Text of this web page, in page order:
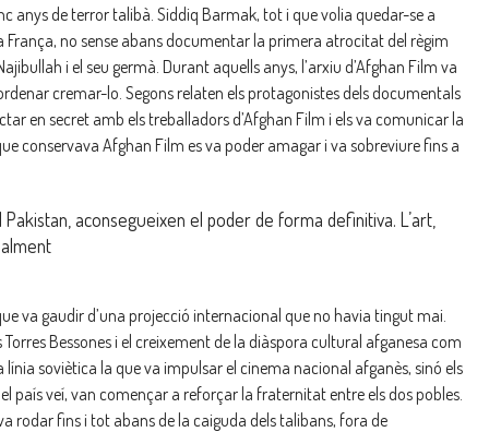
anys de terror talibà. Siddiq Barmak, tot i que volia quedar-se a
no sense abans documentar la primera atrocitat del règim
i el seu germà. Durant aquells anys, l’arxiu d’Afghan Film va
cremar-lo. Segons relaten els protagonistes dels documentals
en secret amb els treballadors d’Afghan Film i els va comunicar la
conservava Afghan Film es va poder amagar i va sobreviure fins a
aconsegueixen el poder de forma definitiva. L’art,
va gaudir d’una projecció internacional que no havia tingut mai.
Bessones i el creixement de la diàspora cultural afganesa com
soviètica la que va impulsar el cinema nacional afganès, sinó els
país veí, van començar a reforçar la fraternitat entre els dos pobles.
rodar fins i tot abans de la caiguda dels talibans, fora de